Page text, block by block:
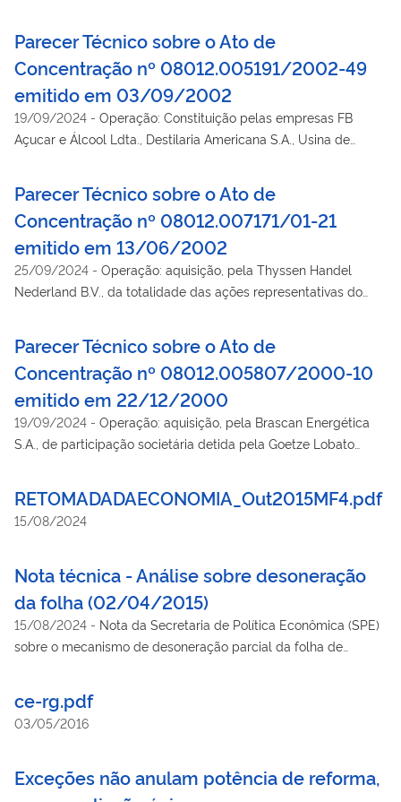
Parecer Técnico sobre o Ato de
Concentração nº 08012.005191/2002-49
emitido em 03/09/2002
19/09/2024 - Operação: Constituição pelas empresas FB
Açucar e Álcool Ldta., Destilaria Americana S.A., Usina de
Trading S.A., para atuar na comercialização de álcool etílico
para fins carburantes.
Parecer Técnico sobre o Ato de
Concentração nº 08012.007171/01-21
emitido em 13/06/2002
25/09/2024 - Operação: aquisição, pela Thyssen Handel
Nederland B.V., da totalidade das ações representativas do
a Kone Elevators Corporation possuem a titularidade de todas
as ações representativas do capital social das empresas Kone
Participações e Importações Ltda. e Kone Elevadores Ltda.,
localizadas no Brasil.
Parecer Técnico sobre o Ato de
Concentração nº 08012.005807/2000-10
emitido em 22/12/2000
19/09/2024 - Operação: aquisição, pela Brascan Energética
S.A., de participação societária detida pela Goetze Lobato
RETOMADADAECONOMIA_Out2015MF4.pdf
15/08/2024
Nota técnica - Análise sobre desoneração
da folha (02/04/2015)
15/08/2024 - Nota da Secretaria de Política Econômica (SPE)
sobre o mecanismo de desoneração parcial da folha de
prevista em lei, assim como por iniciativa das áreas acadêmica
e empresarial.
ce-rg.pdf
03/05/2016
Exceções não anulam potência de reforma,